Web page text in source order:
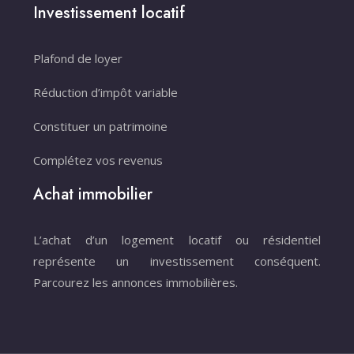
Investissement locatif
Plafond de loyer
Réduction d’impôt variable
Constituer un patrimoine
Complétez vos revenus
Achat immobilier
L’achat d’un logement locatif ou résidentiel
représente un investissement conséquent.
Parcourez les annonces immobilières.